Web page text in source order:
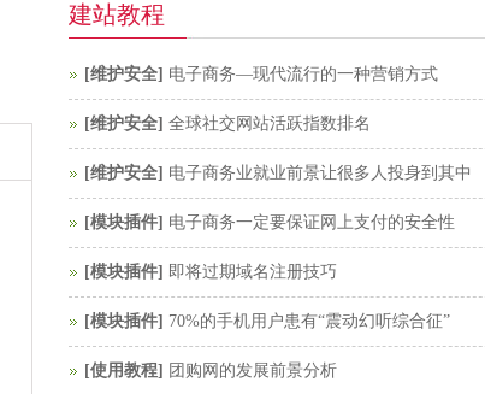
建站教程
[维护安全] 电子商务—现代流行的一种营销方式
[维护安全] 全球社交网站活跃指数排名
[维护安全] 电子商务业就业前景让很多人投身到其中
[模块插件] 电子商务一定要保证网上支付的安全性
[模块插件] 即将过期域名注册技巧
[模块插件] 70%的手机用户患有“震动幻听综合征”
[使用教程] 团购网的发展前景分析